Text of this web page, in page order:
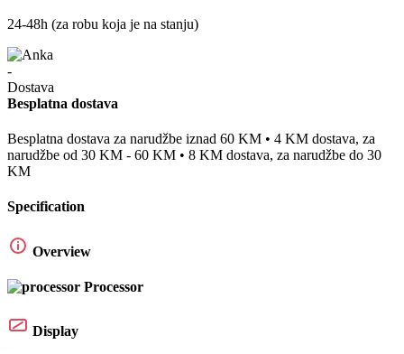
24-48h (za robu koja je na stanju)
Besplatna dostava
Besplatna dostava za narudžbe iznad 60 KM • 4 KM dostava, za
narudžbe od 30 KM - 60 KM • 8 KM dostava, za narudžbe do 30
KM
Specification
Overview
Processor
Display